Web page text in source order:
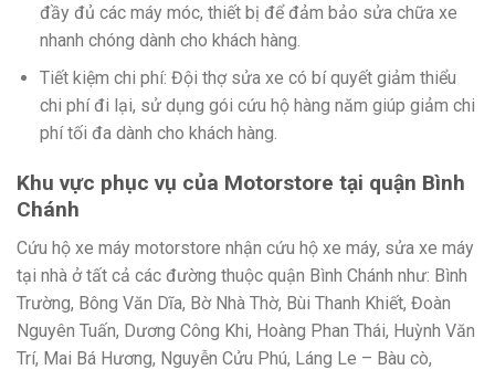
đầy đủ các máy móc, thiết bị để đảm bảo sửa chữa xe
nhanh chóng dành cho khách hàng.
Tiết kiệm chi phí: Đội thợ sửa xe có bí quyết giảm thiểu
chi phí đi lại, sử dụng gói cứu hộ hàng năm giúp giảm chi
phí tối đa dành cho khách hàng.
Khu vực phục vụ của Motorstore tại quận Bình
Chánh
Cứu hộ xe máy motorstore nhận cứu hộ xe máy, sửa xe máy
tại nhà ở tất cả các đường thuộc quận Bình Chánh như: Bình
Trường, Bông Văn Dĩa, Bờ Nhà Thờ, Bùi Thanh Khiết, Đoàn
Nguyên Tuấn, Dương Công Khi, Hoàng Phan Thái, Huỳnh Văn
Trí, Mai Bá Hương, Nguyễn Cửu Phú, Láng Le – Bàu cò,